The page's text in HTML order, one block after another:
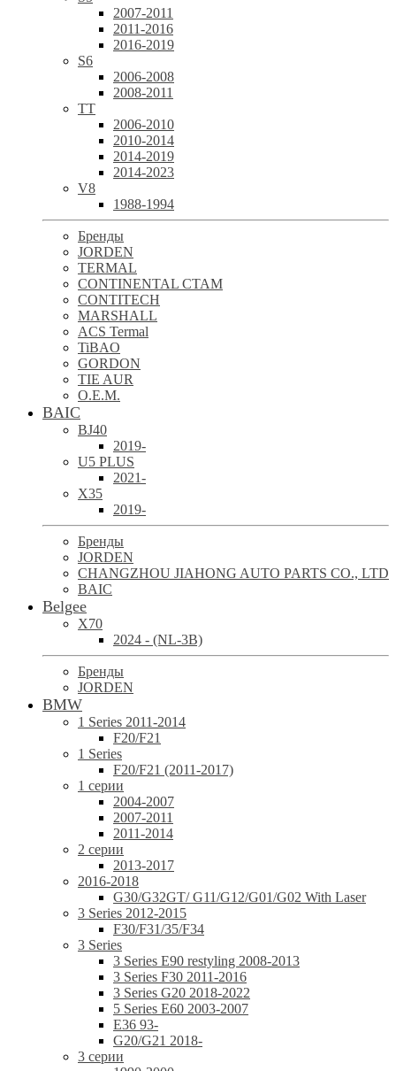
2007-2011
2011-2016
2016-2019
S6
2006-2008
2008-2011
TT
2006-2010
2010-2014
2014-2019
2014-2023
V8
1988-1994
Бренды
JORDEN
TERMAL
CONTINENTAL CTAM
CONTITECH
MARSHALL
ACS Termal
TiBAO
GORDON
TIE AUR
O.E.M.
BAIC
BJ40
2019-
U5 PLUS
2021-
X35
2019-
Бренды
JORDEN
CHANGZHOU JIAHONG AUTO PARTS CO., LTD
BAIC
Belgee
X70
2024 - (NL-3B)
Бренды
JORDEN
BMW
1 Series 2011-2014
F20/F21
1 Series
F20/F21 (2011-2017)
1 серии
2004-2007
2007-2011
2011-2014
2 серии
2013-2017
2016-2018
G30/G32GT/ G11/G12/G01/G02 With Laser
3 Series 2012-2015
F30/F31/35/F34
3 Series
3 Series E90 restyling 2008-2013
3 Series F30 2011-2016
3 Series G20 2018-2022
5 Series E60 2003-2007
E36 93-
G20/G21 2018-
3 серии